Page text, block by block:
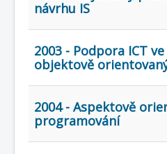
návrhu IS
2003 - Podpora ICT
objektově
2004 - Aspektově
programování